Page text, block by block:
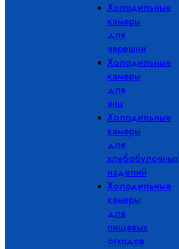
Холодильные
камеры
для
черешни
Холодильные
камеры
для
яиц
Холодильные
камеры
для
хлебобулочных
изделий
Холодильные
камеры
для
пищевых
отходов